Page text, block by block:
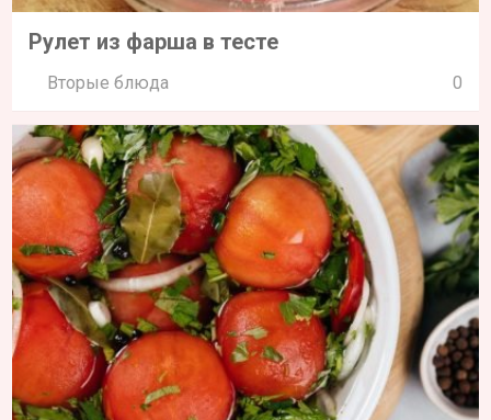
Рулет из фарша в тесте
Вторые блюда 0